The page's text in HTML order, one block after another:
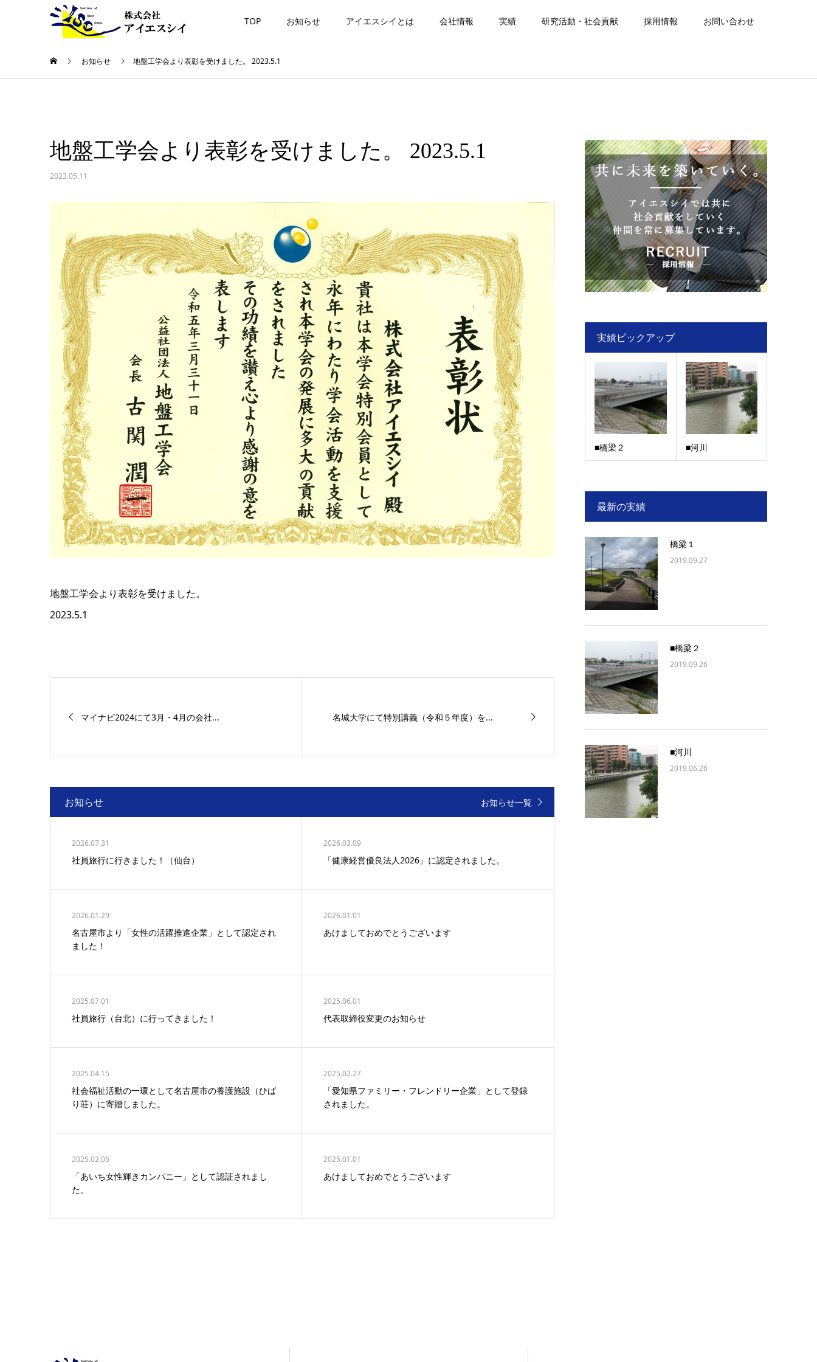
TOP お知らせ アイエスシイとは 会社情報 実績 研究活動・社会貢献 採用情報 お問い合わせ
お知らせ 地盤工学会より表彰を受けました。 2023.5.1
地盤工学会より表彰を受けました。 2023.5.1
2023.05.11
地盤工学会より表彰を受けました。
2023.5.1
マイナビ2024にて3月・4月の会社... 名城大学にて特別講義（令和５年度）を...
お知らせ お知らせ一覧
2026.07.31
社員旅行に行きました！（仙台）
2026.03.09
「健康経営優良法人2026」に認定されました。
2026.01.29
名古屋市より「女性の活躍推進企業」として認定され
ました！
2026.01.01
あけましておめでとうございます
2025.07.01
社員旅行（台北）に行ってきました！
2025.06.01
代表取締役変更のお知らせ
2025.04.15
社会福祉活動の一環として名古屋市の養護施設（ひば
り荘）に寄贈しました。
2025.02.27
「愛知県ファミリー・フレンドリー企業」として登録
されました。
2025.02.05
「あいち女性輝きカンパニー」として認証されまし
た。
2025.01.01
あけましておめでとうございます
実績ピックアップ
■橋梁２ ■河川
最新の実績
橋梁１
2019.09.27
■橋梁２
2019.09.26
■河川
2019.06.26